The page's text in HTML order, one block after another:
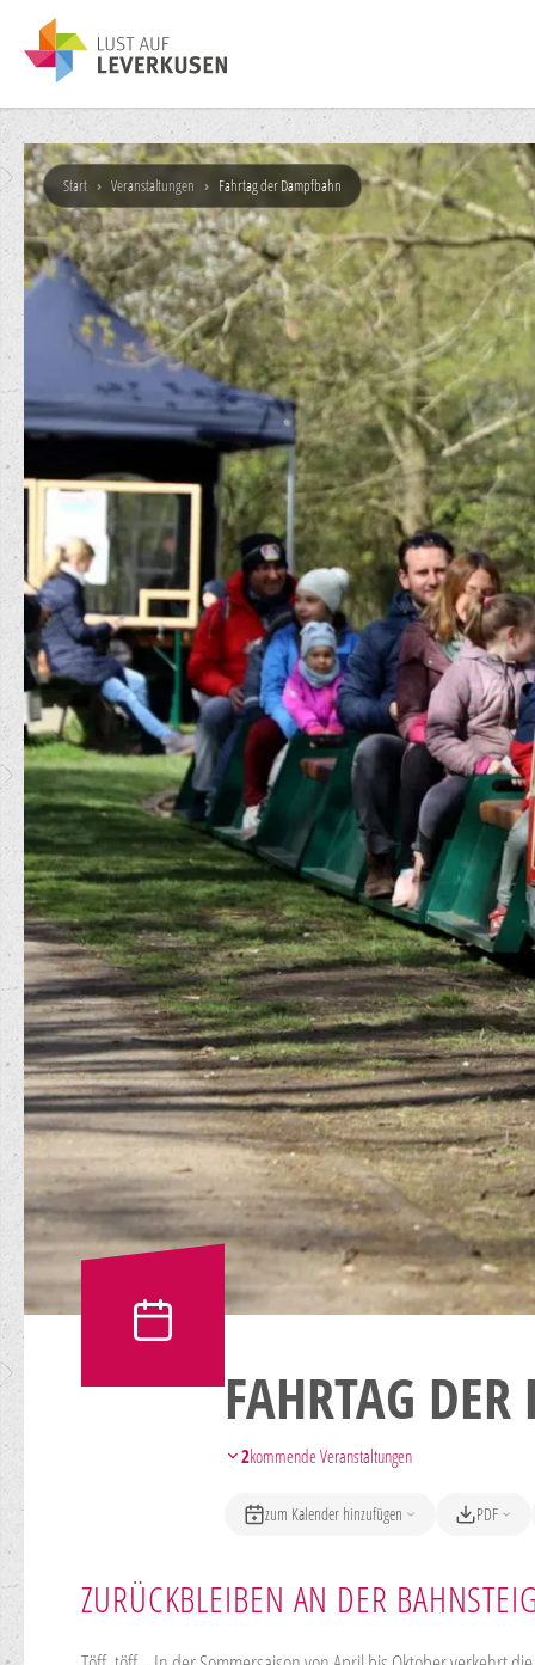
Start › Veranstaltungen › Fahrtag der Dampfbahn
FAHRTAG
2kommende Veranstaltungen
zum Kalender hinzufügen PDF
ZURÜCKBLEIBEN AN DER